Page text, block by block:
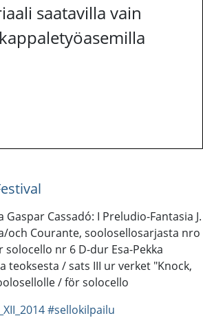
saatavilla vain
Cassadó: I Preludio-Fantasia J.
och Courante, soolosellosarjasta nro
nr 6 D-dur Esa-Pekka
teoksesta / sats III ur verket "Knock,
/ för solocello
#sellokilpailu